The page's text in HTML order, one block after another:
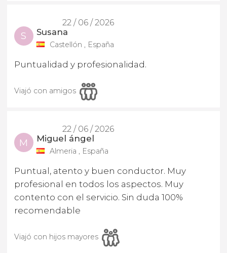
22 / 06 / 2026
S Susana
Castellón , España
Puntualidad y profesionalidad.
Viajó con amigos
22 / 06 / 2026
M Miguel ángel
Almeria , España
Puntual, atento y buen conductor. Muy
profesional en todos los aspectos. Muy
contento con el servicio. Sin duda 100%
recomendable
Viajó con hijos mayores